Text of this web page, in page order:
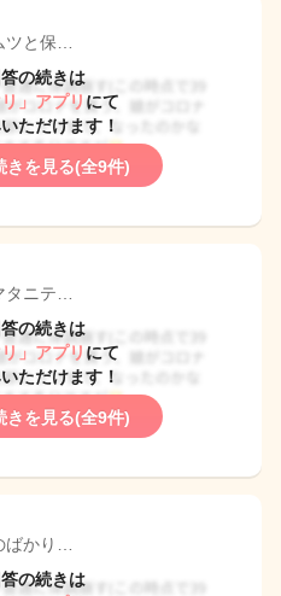
ツと保…
の続きは
」アプリ にて
ただけます！
きを見る(全9件)
タニテ…
の続きは
」アプリ にて
ただけます！
きを見る(全9件)
ばかり…
の続きは